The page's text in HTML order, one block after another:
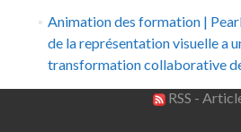
Animation des formation |
de la représentation visuelle a
transformation collaborative
RSS -